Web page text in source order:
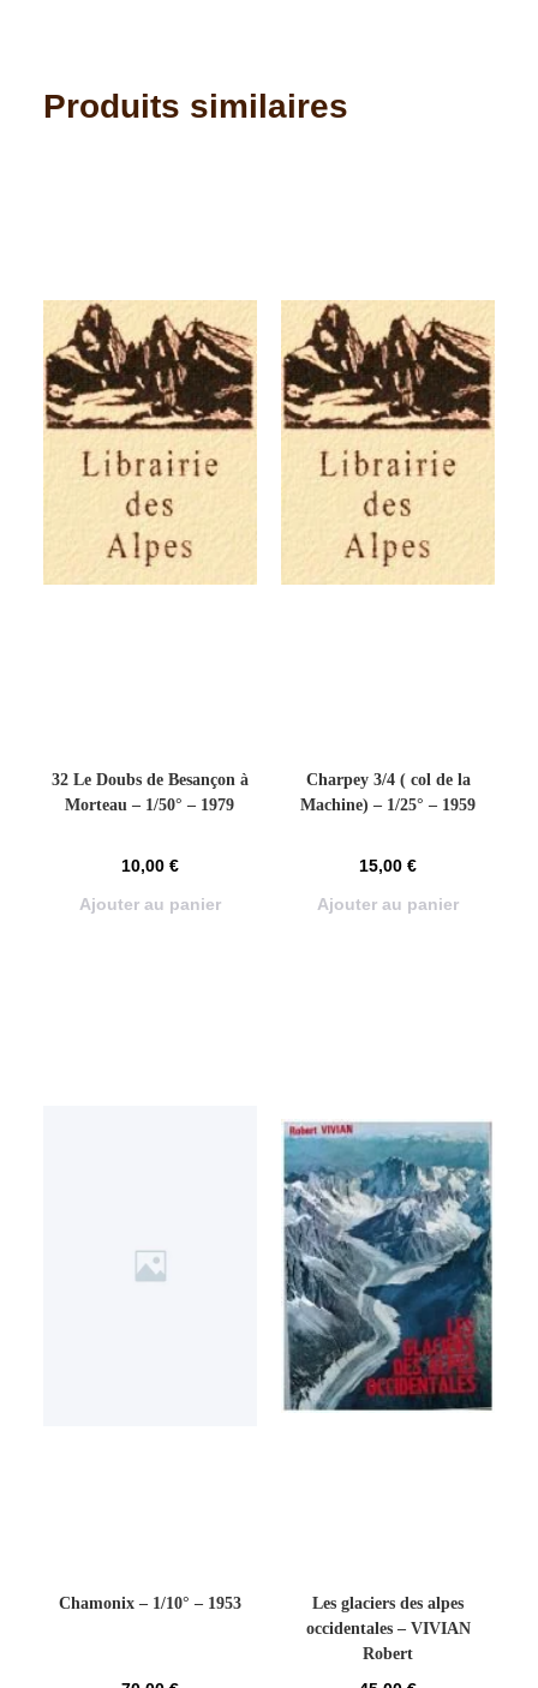
Produits similaires
32 Le Doubs de Besançon à
Morteau – 1/50° – 1979
10,00 €
Ajouter au panier
Charpey 3/4 ( col de la
Machine) – 1/25° – 1959
15,00€
Ajouter au panier
Chamonix – 1/10° – 1953
Les glaciers des alpes
occidentales – VIVIAN
Robert